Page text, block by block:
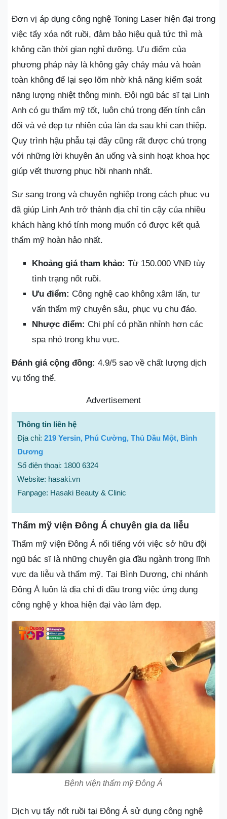
Đơn vị áp dụng công nghệ Toning Laser hiện đại trong
việc tẩy xóa nốt ruồi, đảm bảo hiệu quả tức thì mà
không cần thời gian nghỉ dưỡng. Ưu điểm của
phương pháp này là không gây chảy máu và hoàn
toàn không để lại sẹo lõm nhờ khả năng kiểm soát
năng lượng nhiệt thông minh. Đội ngũ bác sĩ tại Linh
Anh có gu thẩm mỹ tốt, luôn chú trọng đến tính cân
đối và vẻ đẹp tự nhiên của làn da sau khi can thiệp.
Quy trình hậu phẫu tại đây cũng rất được chú trọng
với những lời khuyên ăn uống và sinh hoạt khoa học
giúp vết thương phục hồi nhanh nhất.
Sự sang trọng và chuyên nghiệp trong cách phục vụ
đã giúp Linh Anh trở thành địa chỉ tin cậy của nhiều
khách hàng khó tính mong muốn có được kết quả
thẩm mỹ hoàn hảo nhất.
Khoảng giá tham khảo: Từ 150.000 VNĐ tùy
tình trạng nốt ruồi.
Ưu điểm: Công nghệ cao không xâm lấn, tư
vấn thẩm mỹ chuyên sâu, phục vụ chu đáo.
Nhược điểm: Chi phí có phần nhỉnh hơn các
spa nhỏ trong khu vực.
Đánh giá cộng đồng: 4.9/5 sao về chất lượng dịch
vụ tổng thể.
Advertisement
Thông tin liên hệ
Địa chỉ: 219 Yersin, Phú Cường, Thủ Dầu Một, Bình
Dương
Số điện thoại: 1800 6324
Website: hasaki.vn
Fanpage: Hasaki Beauty & Clinic
Thẩm mỹ viện Đông Á chuyên gia da liễu
Thẩm mỹ viện Đông Á nổi tiếng với việc sở hữu đội
ngũ bác sĩ là những chuyên gia đầu ngành trong lĩnh
vực da liễu và thẩm mỹ. Tại Bình Dương, chi nhánh
Đông Á luôn là địa chỉ đi đầu trong việc ứng dụng
công nghệ y khoa hiện đại vào làm đẹp.
Bệnh viện thẩm mỹ Đông Á
Dịch vụ tẩy nốt ruồi tại Đông Á sử dụng công nghệ